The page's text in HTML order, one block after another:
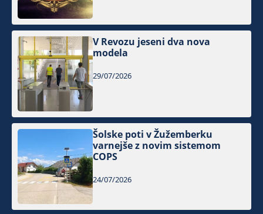
V Revozu jeseni dva nova
modela
29/07/2026
Šolske poti v Žužemberku
varnejše z novim sistemom
COPS
24/07/2026